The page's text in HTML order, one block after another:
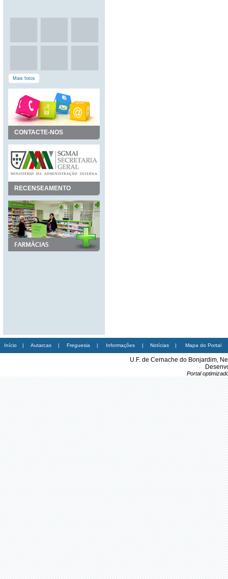
Mais fotos
CONTACTE-NOS
RECENSEAMENTO
Início | Autarcas | Freguesia | Informações | Notícias | Mapa do Portal
U.F. de Cernache do Bonjardim,
Portal